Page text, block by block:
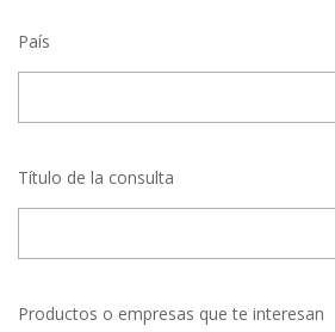
País
Título de la consulta
Productos o empresas que te interesan